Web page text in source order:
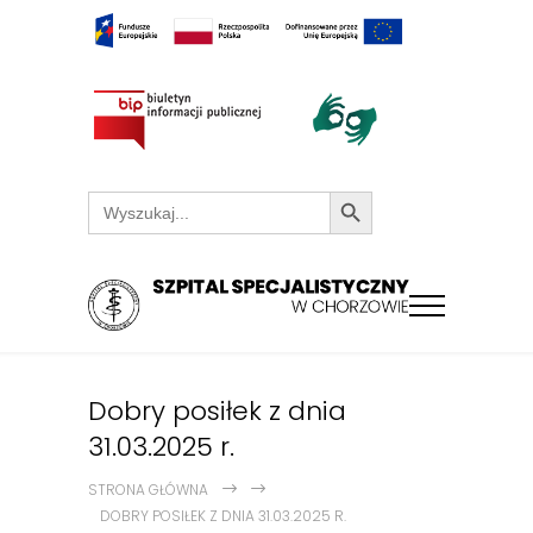
Search
for:
Search Button
Dobry posiłek z dnia
31.03.2025 r.
STRONA GŁÓWNA
DOBRY POSIŁEK Z DNIA 31.03.2025 R.